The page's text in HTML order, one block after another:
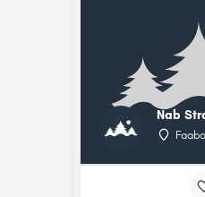
Nab